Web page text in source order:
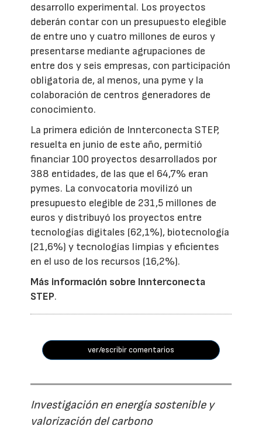
desarrollo experimental. Los proyectos
deberán contar con un presupuesto elegible
de entre uno y cuatro millones de euros y
presentarse mediante agrupaciones de
entre dos y seis empresas, con participación
obligatoria de, al menos, una pyme y la
colaboración de centros generadores de
conocimiento.
La primera edición de Innterconecta STEP,
resuelta en junio de este año, permitió
financiar 100 proyectos desarrollados por
388 entidades, de las que el 64,7% eran
pymes. La convocatoria movilizó un
presupuesto elegible de 231,5 millones de
euros y distribuyó los proyectos entre
tecnologías digitales (62,1%), biotecnología
(21,6%) y tecnologías limpias y eficientes
en el uso de los recursos (16,2%).
Más información sobre Innterconecta
STEP.
ver/escribir comentarios
Investigación en energía sostenible y
valorización del carbono